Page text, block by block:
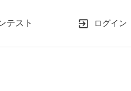
テスト ログイン